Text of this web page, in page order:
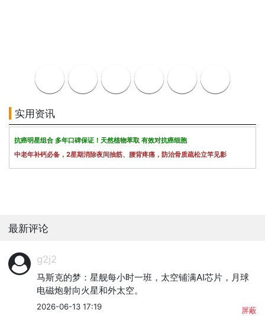
实用资讯
抗癌明星组合 多年口碑保证！天然植物萃取 有效对抗癌细胞
中老年补钙必备，2星期消除夜间抽筋、腰背疼痛，防治骨质疏松立竿见影
最新评论
g2j2
马斯克的梦：星舰每小时一班，太空铺满AI芯片，月球
电磁炮射向火星和外太空。
2026-06-13 17:19 屏蔽